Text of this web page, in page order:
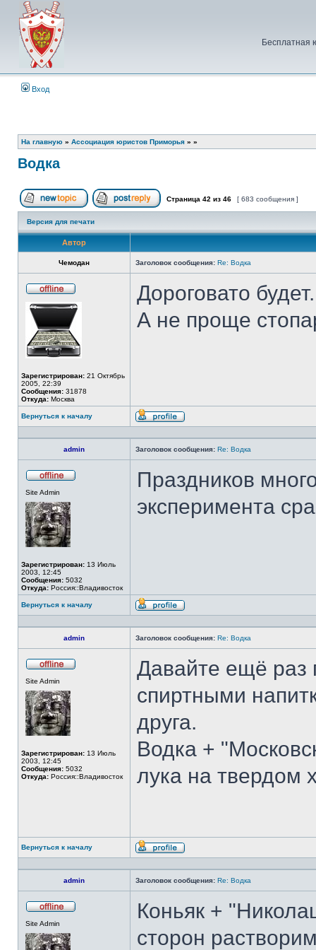
Бесплатная
Вход
На главную » Ассоциация юристов Приморья » »
Водка
Начать новую тему Ответить на тему
Страница 42 из 46 [ 683 сообщения ]
Версия для печати
Автор
Чемодан Заголовок сообщения: Re: Водка
в
сети
Зарегистрирован: 21 Октябрь
2005, 22:39
Сообщения: 31878
Откуда: Москва
Дороговато
А не проще
Вернуться к началу
Профиль
admin Заголовок сообщения: Re: Водка
Site Admin
Зарегистрирован: 13 Июль
2003, 12:45
Сообщения: 5032
Откуда: Россия::Владивосток
Праздников
эксперимента
Вернуться к началу
Профиль
admin Заголовок сообщения: Re: Водка
Site Admin
Зарегистрирован: 13 Июль
2003, 12:45
Сообщения: 5032
Откуда: Россия::Владивосток
Давайте ещё раз
спиртными
друга.
Водка +
лука на твердом
Вернуться к началу
Профиль
admin Заголовок сообщения: Re: Водка
Site Admin
Коньяк +
сторон